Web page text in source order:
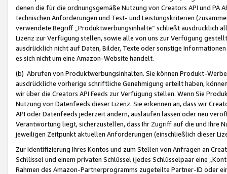
denen die für die ordnungsgemäße Nutzung von Creators API und PA
technischen Anforderungen und Test- und Leistungskriterien
verwendete Begriff „Produktwerbungsinhalte“ schließt ausdrücklich
Lizenz zur Verfügung stellen, sowie alle von uns zur Verfügung
ausdrücklich nicht auf Daten, Bilder, Texte oder sonstige
es sich nicht um eine Amazon-Website handelt.
(b) Abrufen von Produktwerbungsinhalten. Sie können Produkt-
ausdrückliche vorherige schriftliche Genehmigung erteilt haben,
wir über die Creators API Feeds zur Verfügung stellen. Wenn Sie
Nutzung von Datenfeeds dieser Lizenz. Sie erkennen an, dass wir
API oder Datenfeeds jederzeit ändern, auslaufen lassen oder neu
Verantwortung liegt, sicherzustellen, dass Ihr Zugriff auf die und Ihre
jeweiligen Zeitpunkt aktuellen Anforderungen (einschließlich dieser
Zur Identifizierung Ihres Kontos und zum Stellen von Anfragen an
Schlüssel und einem privaten Schlüssel (jedes Schlüsselpaar eine
Rahmen des Amazon-Partnerprogramms zugeteilte Partner-ID oder